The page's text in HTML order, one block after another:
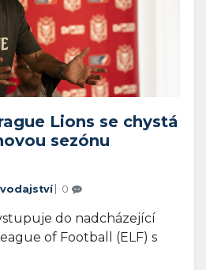
Lions se chystá
sezónu
0
do nadcházející
of Football (ELF) s